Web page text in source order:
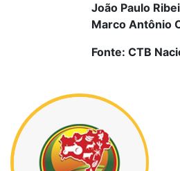
João Paulo
Marco Antônio
Fonte: CTB